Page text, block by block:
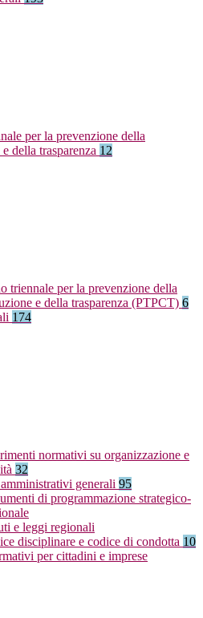
per la prevenzione della
della trasparenza 12
triennale per la prevenzione della
e della trasparenza (PTPCT) 6
174
normativi su organizzazione e
32
generali 95
di programmazione strategico-
e leggi regionali
disciplinare e codice di condotta 10
per cittadini e imprese